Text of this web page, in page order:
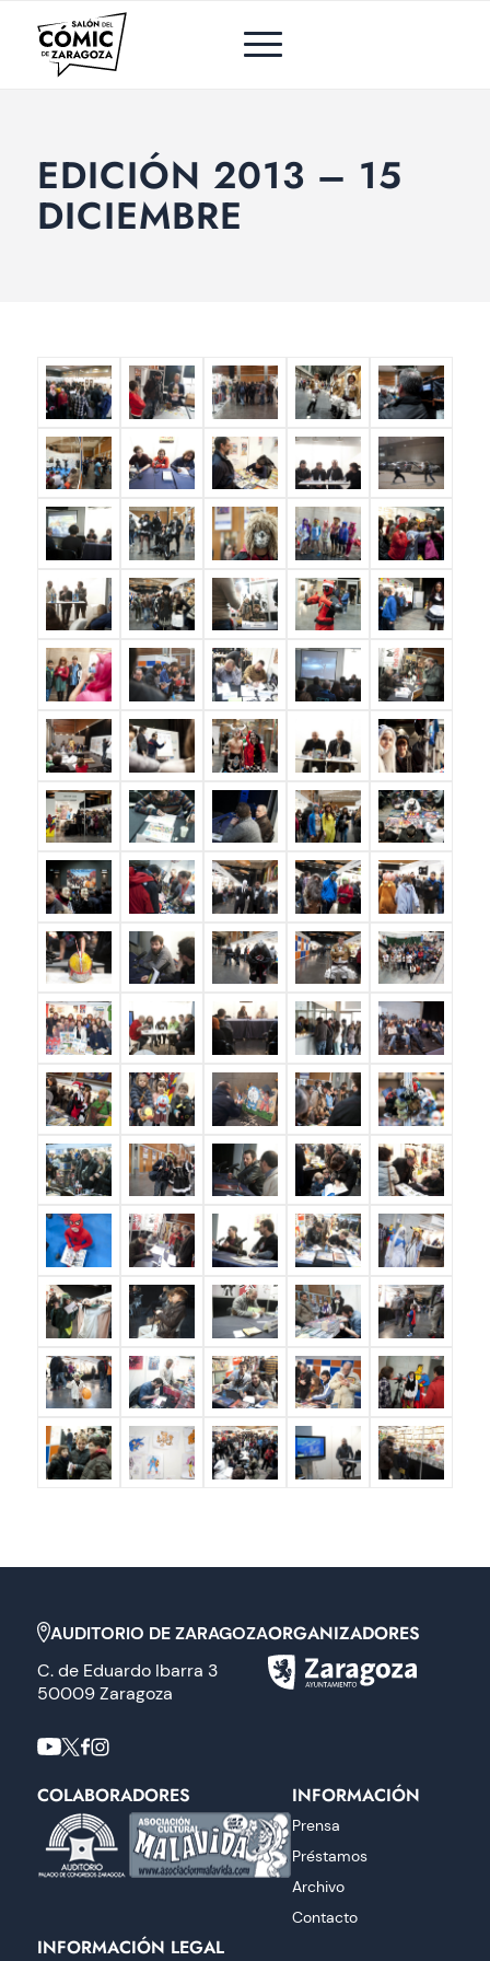
EDICIÓN 2013 – 15
DICIEMBRE
AUDITORIO DE ZARAGOZA
C. de Eduardo Ibarra 3
50009 Zaragoza
ORGANIZADORES
COLABORADORES INFORMACIÓN
Prensa
Préstamos
Archivo
Contacto
INFORMACIÓN LEGAL